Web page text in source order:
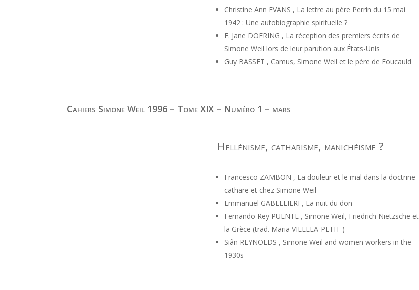
Christine Ann EVANS , La lettre au père Perrin du 15 mai
1942 : Une autobiographie spirituelle ?
E. Jane DOERING , La réception des premiers écrits de
Simone Weil lors de leur parution aux États-Unis
Guy BASSET , Camus, Simone Weil et le père de Foucauld
Cahiers Simone Weil 1996 – Tome XIX – Numéro 1 – mars
Hellénisme, catharisme, manichéisme ?
Francesco ZAMBON , La douleur et le mal dans la doctrine
cathare et chez Simone Weil
Emmanuel GABELLIERI , La nuit du don
Fernando Rey PUENTE , Simone Weil, Friedrich Nietzsche et
la Grèce (trad. Maria VILLELA-PETIT )
Siân REYNOLDS , Simone Weil and women workers in the
1930s